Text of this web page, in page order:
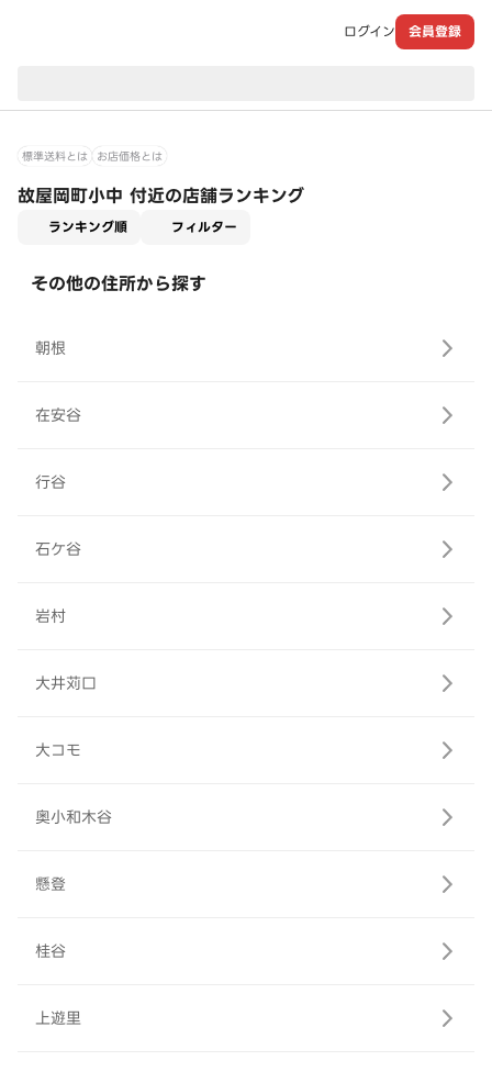
ログイン 会員登録
標準送料とは お店価格とは
故屋岡町小中 付近の店舗ランキング
ランキング順 フィルター
その他の住所から探す
朝根
在安谷
行谷
石ケ谷
岩村
大井苅口
大コモ
奥小和木谷
懸登
桂谷
上遊里